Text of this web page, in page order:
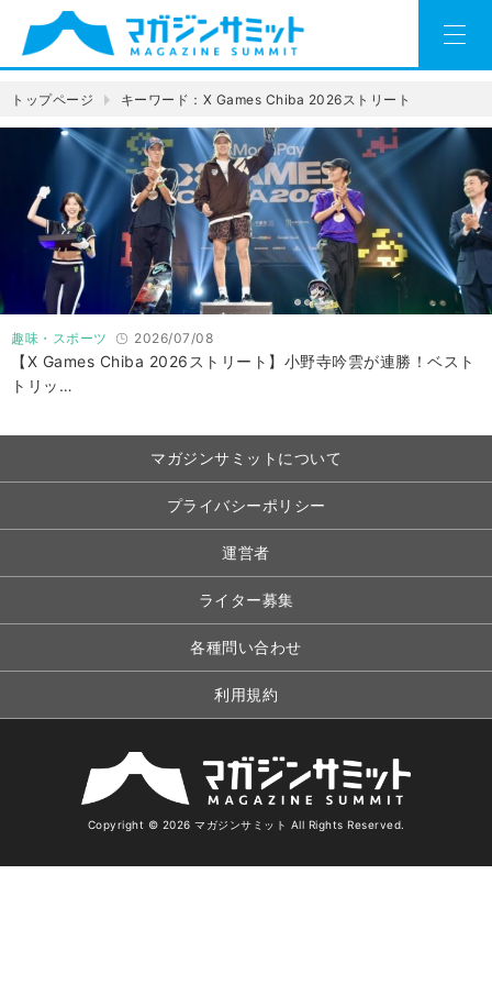
トップページ キーワード：X Games Chiba 2026ストリート
趣味・スポーツ 2026/07/08
【X Games Chiba 2026ストリート】小野寺吟雲が連勝！ベスト
トリッ…
マガジンサミットについて
プライバシーポリシー
運営者
ライター募集
各種問い合わせ
利用規約
Copyright © 2026 マガジンサミット All Rights Reserved.